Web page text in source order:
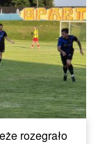
rozegrało